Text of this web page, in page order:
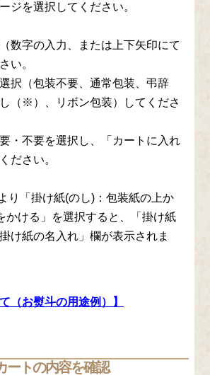
ジを選択してください。
数字の入力、または上下矢印にて
い。
択（包装不要、通常包装、弔辞
（※）、リボン包装）してくださ
・不要を選択し、「カートに入れ
ださい。
り「掛け紙(のし)：包装紙の上か
かける」を選択すると、「掛け紙
け紙の名入れ」欄が表示されま
（お熨斗の用途例）】
ートの内容を確認